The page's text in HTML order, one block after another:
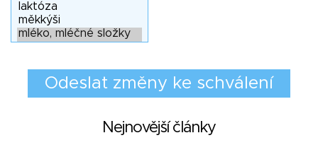
Nejnovější články